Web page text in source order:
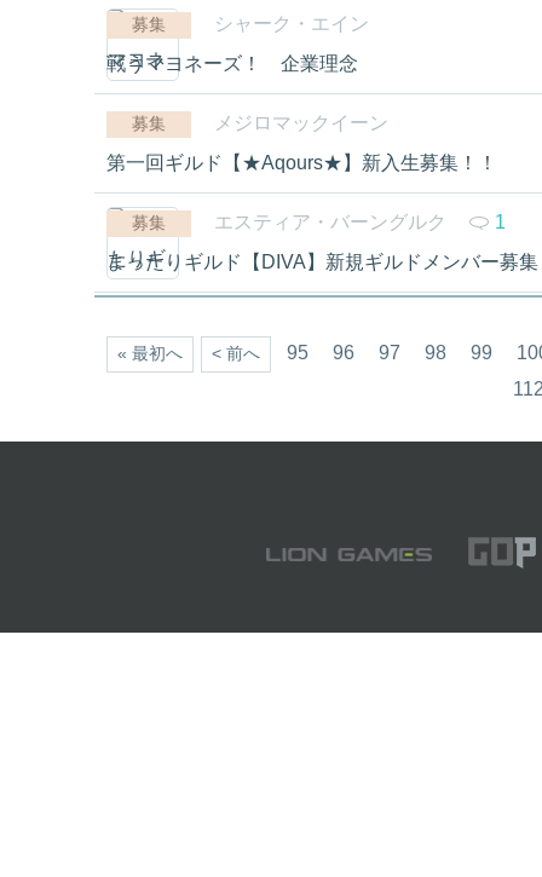
募集
シャーク・エイン
戦うマヨネーズ！ 企業理念
募集
メジロマックイーン
第一回ギルド【★Aqours★】新入生募集！！
募集 エスティア・バーングルク
1
まったりギルド【DIVA】新規ギルドメンバー募集
« 最初へ < 前へ 95 96 97 98 99